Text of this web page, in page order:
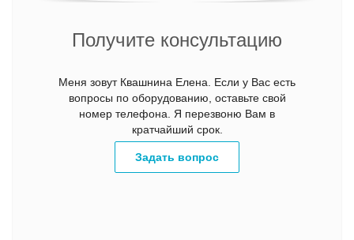
Получите консультацию
Меня зовут Квашнина Елена. Если у Вас есть
вопросы по оборудованию, оставьте свой
номер телефона. Я перезвоню Вам в
кратчайший срок.
Задать вопрос